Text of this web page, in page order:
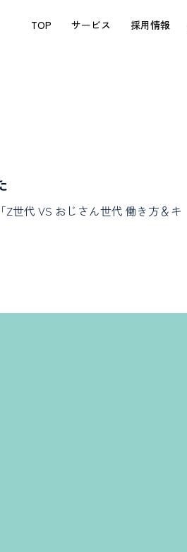
TOP サービス 採用情報
世代 VS おじさん世代 働き方＆キ